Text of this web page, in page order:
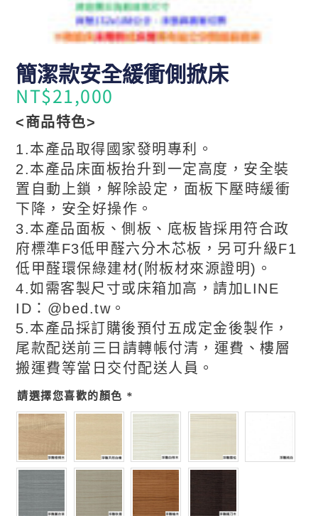
簡潔款安全緩衝側掀床
NT$21,000
<商品特色>
1.本產品取得國家發明專利。
2.本產品床面板抬升到一定高度，安全裝
置自動上鎖，解除設定，面板下壓時緩衝
下降，安全好操作。
3.本產品面板、側板、底板皆採用符合政
府標準F3低甲醛六分木芯板，另可升級F1
低甲醛環保綠建材(附板材來源證明)。
4.如需客製尺寸或床箱加高，請加LINE
ID：@bed.tw。
5.本產品採訂購後預付五成定金後製作，
尾款配送前三日請轉帳付清，運費、樓層
搬運費等當日交付配送人員。
請選擇您喜歡的顏色 *